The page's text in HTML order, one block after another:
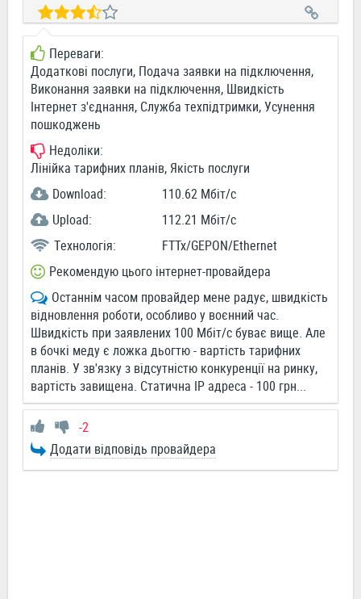
Переваги:
Додаткові послуги, Подача заявки на підключення,
Виконання заявки на підключення, Швидкість
Інтернет з'єднання, Служба техпідтримки, Усунення
пошкоджень
Недоліки:
Лінійка тарифних планів, Якість послуги
Download:
110.62 Мбіт/c
Upload:
112.21 Мбіт/c
Технологія:
FTTx/GEPON/Ethernet
Рекомендую цього інтернет-провайдера
Останнім часом провайдер мене радує, швидкість
відновлення роботи, особливо у воєнний час.
Швидкість при заявлених 100 Мбіт/с буває вище. Але
в бочкі меду є ложка дьогтю - вартість тарифних
планів. У зв'язку з відсутністю конкуренції на ринку,
вартість завищена. Статична ІР адреса - 100 грн...
-2
Додати відповідь провайдера